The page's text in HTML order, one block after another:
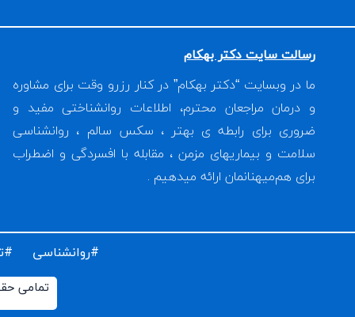
رسالت سایت دکتر بهکام
ما در وبسایت “دکتر بهکام” در کنار رزرو وقت برای مشاوره
و درمان مراجعان محترم، اطلاعات روانشناختی مفید و
ضروری برای رابطه ی بهتر ، سکس سالم ، روانشناسی
سلامت و بیماریهای مزمن ، مقابله با افسردگی و اضطراب
برای هم‌میهنانمان ارائه میدهیم .
#روانشناسی
تمامی